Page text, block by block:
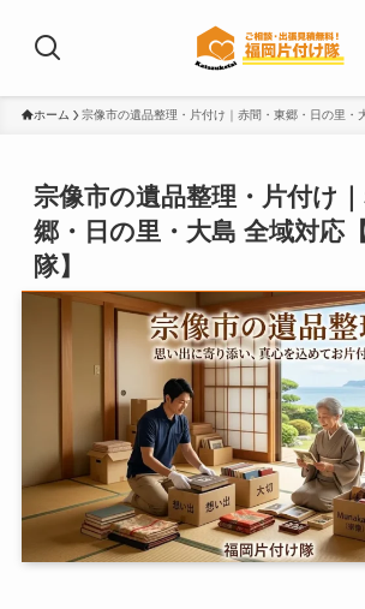
ホーム 宗像市の遺品整理・片付け｜赤間・東郷・日の里・
宗像市の遺品整理・片付け
郷・日の里・大島 全域対応
隊】